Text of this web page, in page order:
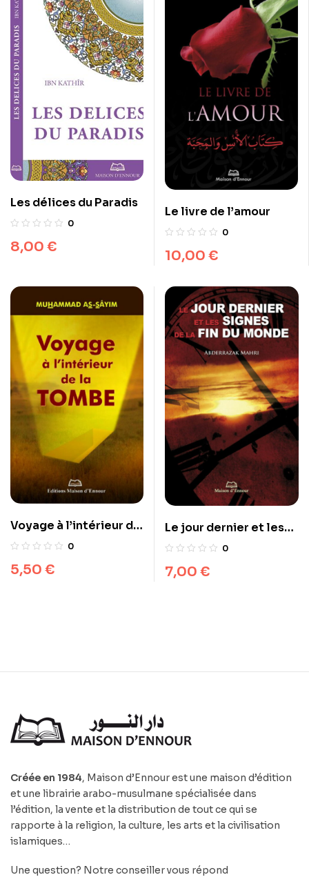
Les délices du Paradis
0
8,00 €
Le livre de l’amour
0
10,00 €
Voyage à l’intérieur de
la tombe 0
5,50 €
Le jour dernier et les
signes de la fin du
0
7,00 €
Créée en 1984, Maison d’Ennour est une maison d’édition
et une librairie arabo-musulmane spécialisée dans
l’édition, la vente et la distribution de tout ce qui se
rapporte à la religion, la culture, les arts et la civilisation
islamiques…
Une question? Notre conseiller vous répond